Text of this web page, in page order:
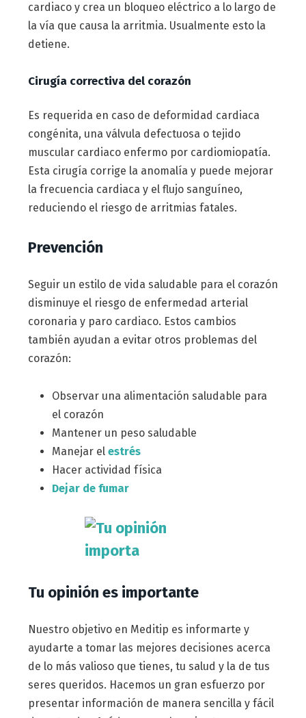
cardiaco y crea un bloqueo eléctrico a lo largo de
la vía que causa la arritmia. Usualmente esto la
detiene.
Cirugía correctiva del corazón
Es requerida en caso de deformidad cardiaca
congénita, una válvula defectuosa o tejido
muscular cardiaco enfermo por cardiomiopatía.
Esta cirugía corrige la anomalía y puede mejorar
la frecuencia cardiaca y el flujo sanguíneo,
reduciendo el riesgo de arritmias fatales.
Prevención
Seguir un estilo de vida saludable para el corazón
disminuye el riesgo de enfermedad arterial
coronaria y paro cardiaco. Estos cambios
también ayudan a evitar otros problemas del
corazón:
Observar una alimentación saludable para
el corazón
Mantener un peso saludable
Manejar el estrés
Hacer actividad física
Dejar de fumar
Tu opinión es importante
Nuestro objetivo en Meditip es informarte y
ayudarte a tomar las mejores decisiones acerca
de lo más valioso que tienes, tu salud y la de tus
seres queridos. Hacemos un gran esfuerzo por
presentar información de manera sencilla y fácil